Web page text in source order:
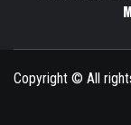
Copyright © All